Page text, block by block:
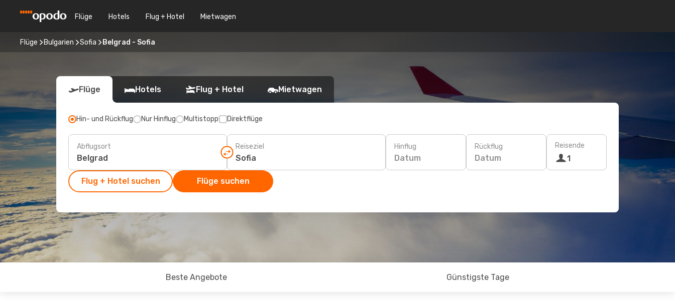
Flüge Hotels Flug + Hotel Mietwagen
Flüge Bulgarien Sofia Belgrad - Sofia
Flüge Hotels Flug + Hotel Mietwagen
Hin- und Rückflug Nur Hinflug Multistopp Direktflüge
Abflugsort Reiseziel Hinflug
Datum
Rückflug
Datum
Reisende
1
Flug + Hotel suchen Flüge suchen
Beste Angebote Günstigste Tage